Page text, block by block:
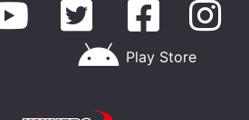
Play Store